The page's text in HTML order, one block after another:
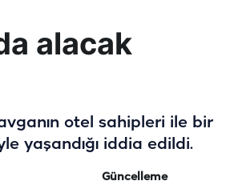
alacak
otel sahipleri ile bir
yaşandığı iddia edildi.
Güncelleme